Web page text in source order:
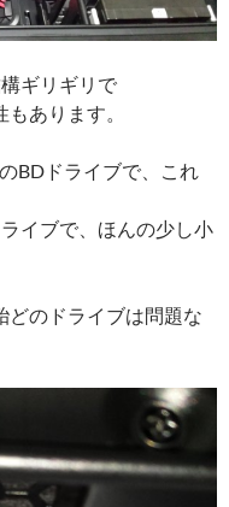
ギリギリで
あります。
BDドライブで、これ
イブで、ほんの少し小
どのドライブは問題な